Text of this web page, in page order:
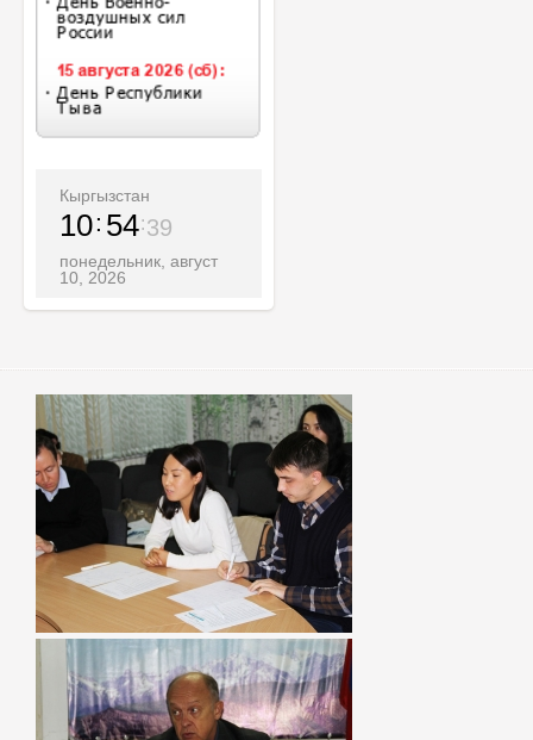
Кыргызстан
10 54 41
понедельник, август
10, 2026